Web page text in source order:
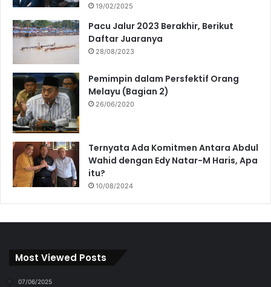
19/02/2025
Pacu Jalur 2023 Berakhir, Berikut
Daftar Juaranya
28/08/2023
Pemimpin dalam Persfektif Orang
Melayu (Bagian 2)
26/06/2020
Ternyata Ada Komitmen Antara Abdul
Wahid dengan Edy Natar-M Haris, Apa
itu?
10/08/2024
Most Viewed Posts
07/06/2025